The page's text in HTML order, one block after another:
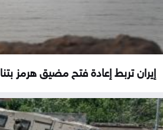
إيران تربط إعادة فتح مضيق هرمز